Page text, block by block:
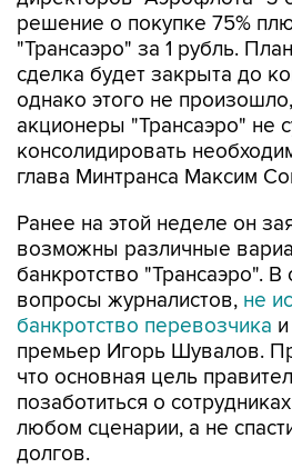
решение о покупке 75%
"Трансаэро" за 1 рубль.
сделка будет закрыта до
однако этого не
акционеры "Трансаэро" не
консолидировать
глава Минтранса Максим
Ранее на этой неделе он
возможны различные
банкротство "Трансаэро". В
вопросы журналистов, не
банкротство перевозчика
премьер Игорь Шувалов.
что основная цель
позаботиться о
любом сценарии, а не
долгов.